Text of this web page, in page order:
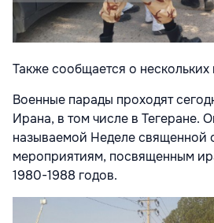
Также сообщается о
Военные парады проходят
Ирана, в том числе в Тегеране.
называемой Неделе
мероприятиям, посвященным
1980-1988 годов.